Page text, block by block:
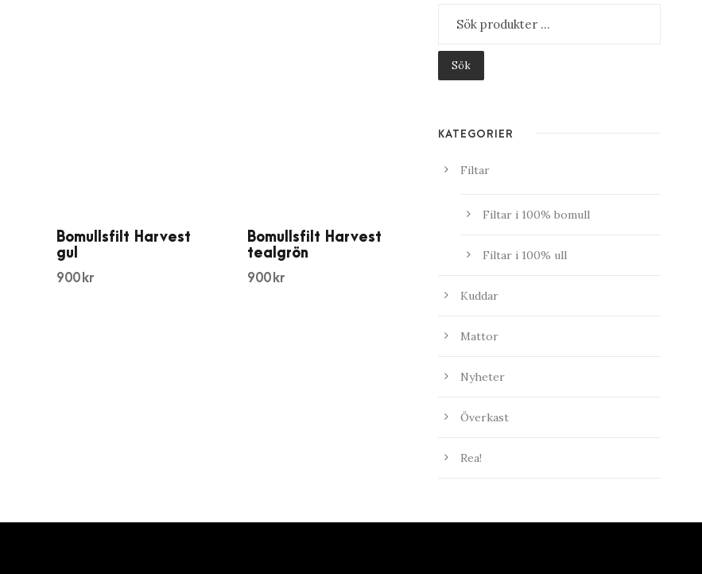
Bomullsfilt Harvest
gul
900 kr
Bomullsfilt Harvest
tealgrön
900 kr
Sök
KATEGORIER
Filtar
Filtar i 100% bomull
Filtar i 100% ull
Kuddar
Mattor
Nyheter
Överkast
Rea!